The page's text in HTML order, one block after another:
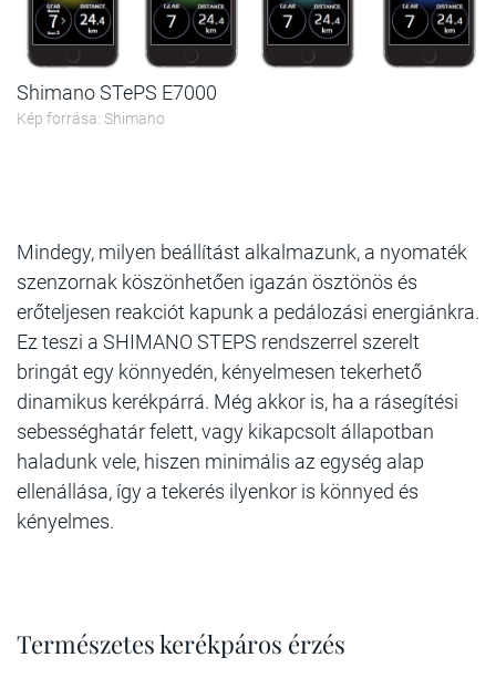
Shimano STePS E7000
Kép forrása: Shimano
Mindegy, milyen beállítást alkalmazunk, a nyomaték
szenzornak köszönhetően igazán ösztönös és
erőteljesen reakciót kapunk a pedálozási energiánkra.
Ez teszi a SHIMANO STEPS rendszerrel szerelt
bringát egy könnyedén, kényelmesen tekerhető
dinamikus kerékpárrá. Még akkor is, ha a rásegítési
sebességhatár felett, vagy kikapcsolt állapotban
haladunk vele, hiszen minimális az egység alap
ellenállása, így a tekerés ilyenkor is könnyed és
kényelmes.
Természetes kerékpáros érzés